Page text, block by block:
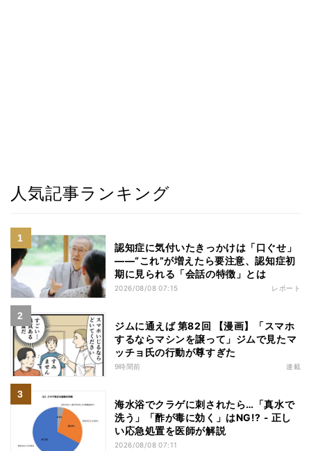
人気記事ランキング
認知症に気付いたきっかけは「口ぐせ」
――“これ”が増えたら要注意、認知症初
期に見られる「会話の特徴」とは
2026/08/08 07:15 レポート
ジムに通えば 第82回 【漫画】「スマホ
するならマシンを譲って」ジムで見たマ
ッチョ氏の行動が尊すぎた
9時間前 連載
海水浴でクラゲに刺されたら…「真水で
洗う」「酢が毒に効く」はNG!? - 正し
い応急処置を医師が解説
2026/08/08 07:11